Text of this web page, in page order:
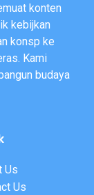
konten
kebijkan
konsp ke
Kami
budaya
Us
Us